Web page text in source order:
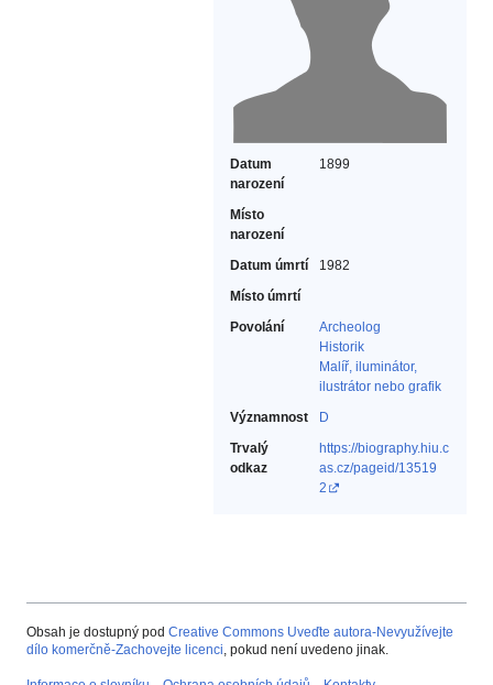
Datum
narození
1899
Místo
narození
Datum úmrtí
1982
Místo úmrtí
Povolání
Archeolog‎
Historik‎
Malíř, iluminátor,
ilustrátor nebo grafik‎
Významnost
D
Trvalý
odkaz
https://biography.hiu.c
as.cz/pageid/13519
2
Obsah je dostupný pod Creative Commons Uveďte autora-Nevyužívejte
dílo komerčně-Zachovejte licenci, pokud není uvedeno jinak.